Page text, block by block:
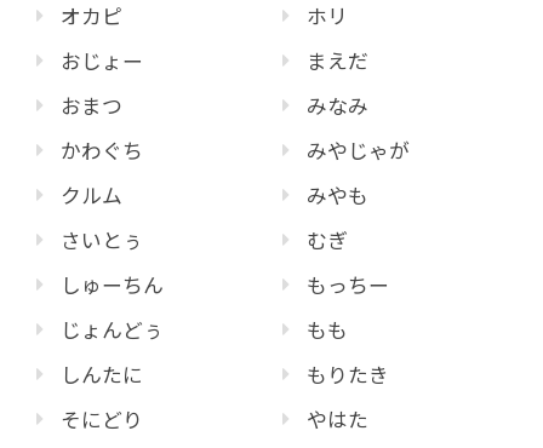
オカピ
おじょー
おまつ
かわぐち
クルム
さいとぅ
しゅーちん
じょんどぅ
しんたに
そにどり
ホリ
まえだ
みなみ
みやじゃが
みやも
むぎ
もっちー
もも
もりたき
やはた